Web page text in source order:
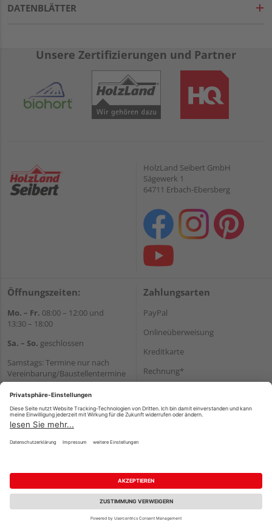
DATENBLÄTTER
Unsere Zertifizierungen und Partner
HolzLand Seibert GmbH
Sägewerk 1
64711 Erbach-Ebersberg
Öffnungszeiten:
Mo. – Fr. 08:00 – 12:00 und
13:30 – 18:00
Sa. – So. geschlossen
Samstags: Termine nur nach
Vereinbarung/Baustellentermine
Wir helfen Ihnen gerne
weiter
Tel.:+49 6062 956180
E-Mail:shop@holzland-seibert.de
Zahlungsarten
PayPal
Onlineüberweisung
Kreditkarte
Rechnung*
Versand
Impressum AGB Widerruf
Datenschutz
Reservierungsbedingungen
Vertrag widerrufen